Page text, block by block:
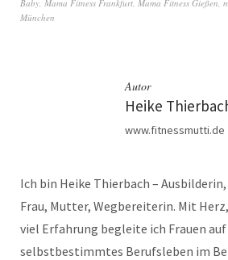
Baby Mama Fitness Frankfurt Mama Fitness Gießen
München
Autor
Heike
www.fitnessmutti.de
Ich bin Heike Thierbach –
Frau, Mutter, Wegbereiterin. Mit
viel Erfahrung begleite ich Frauen
selbstbestimmtes Berufsleben im